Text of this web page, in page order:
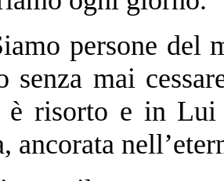
del
senza mai
è risorto e in Lui
ancorata